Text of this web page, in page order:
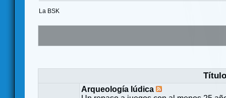
La BSK
Título
Arqueología lúdica